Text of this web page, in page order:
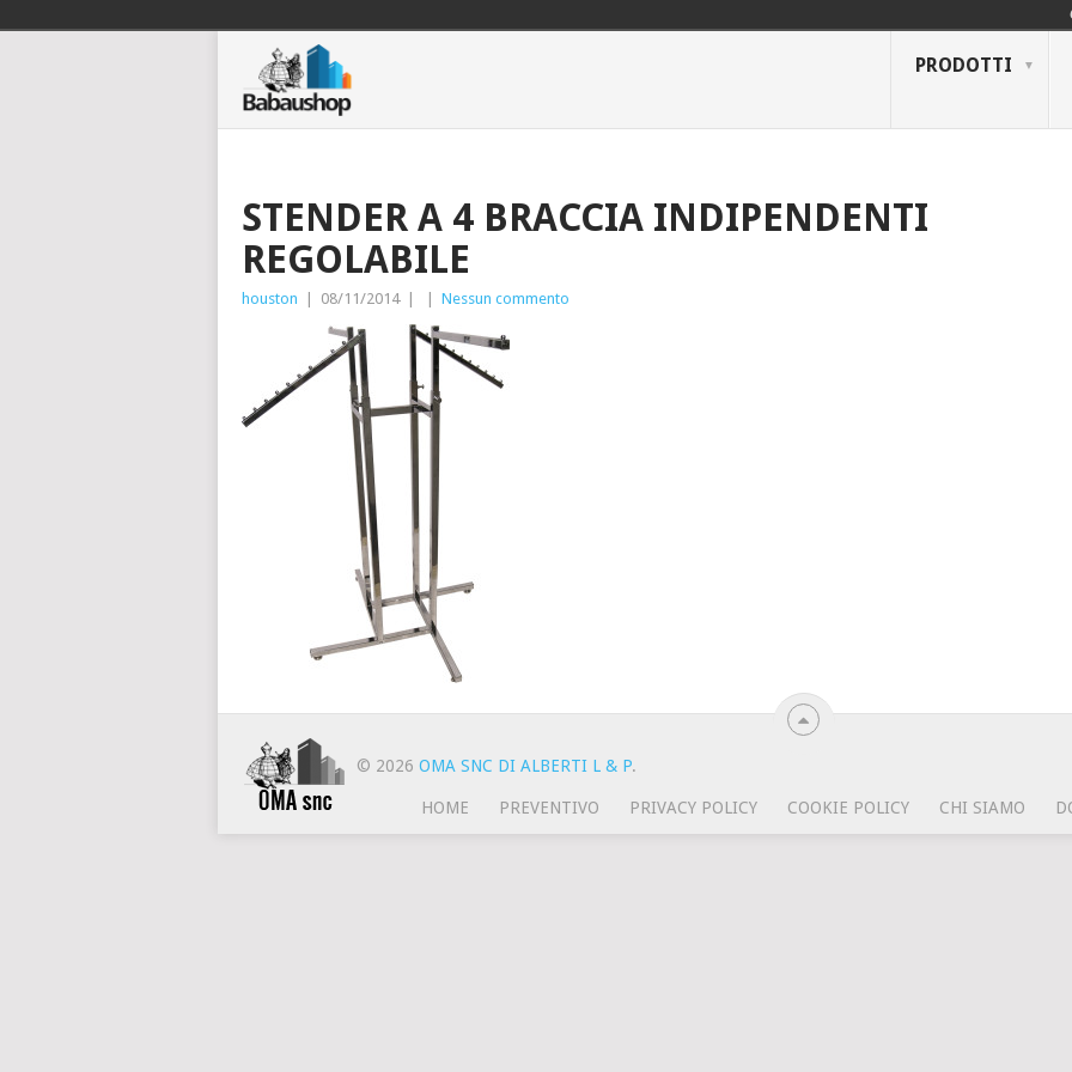
PRODOTTI
STENDER A 4 BRACCIA INDIPENDENTI
REGOLABILE
houston 08/11/2014 Nessun commento
© 2026 OMA SNC DI ALBERTI L & P.
HOME PREVENTIVO PRIVACY POLICY COOKIE POLICY CHI SIAMO